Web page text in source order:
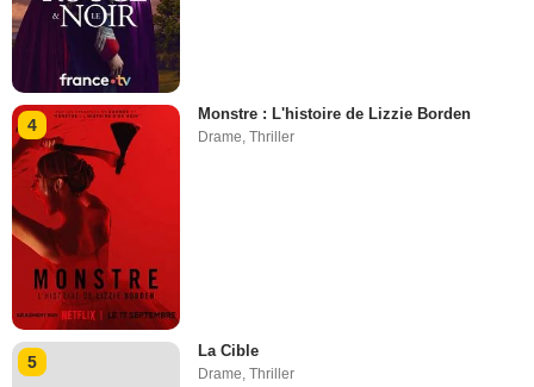
4
Monstre : L'histoire de Lizzie Borden
Drame,Thriller
5
La Cible
Drame ,Thriller